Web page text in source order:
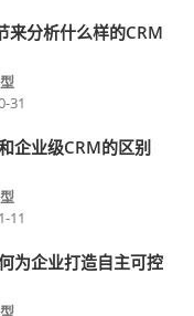
来分析什么样的CRM
31
企业级CRM的区别
11
为企业打造自主可控